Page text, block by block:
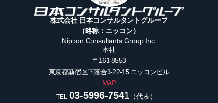
株式会社 日本コンサルタントグループ
（略称：ニッコン）
Nippon Consultants Group Inc.
本社
〒161-8553
東京都新宿区下落合3-22-15ニッコンビル
MAP
TEL 03-5996-7541（代表）